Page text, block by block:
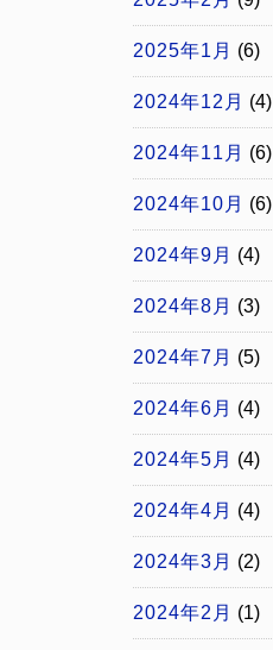
2025年1月 (6)
2024年12月 (4)
2024年11月 (6)
2024年10月 (6)
2024年9月 (4)
2024年8月 (3)
2024年7月 (5)
2024年6月 (4)
2024年5月 (4)
2024年4月 (4)
2024年3月 (2)
2024年2月 (1)